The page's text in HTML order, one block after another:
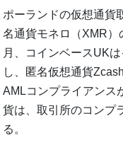
ポーランドの仮想通貨
名通貨モネロ（XMR
月、コインベースUK
し、匿名仮想通貨
AMLコンプライアンス
貨は、取引所のコンプ
る。